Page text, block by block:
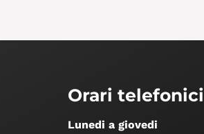
Orari telefonici
Lunedi a giovedi